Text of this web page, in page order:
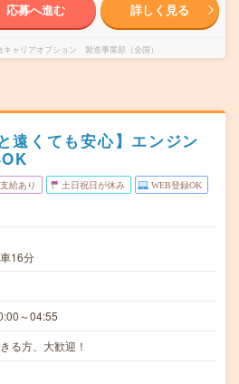
応募へ進む 詳しく見る
キャリアオプション 製造事業部（全国）
遠くても安心】エンジン
給あり 土日祝日が休み WEB登録OK
16分
～04:55
る方、大歓迎！